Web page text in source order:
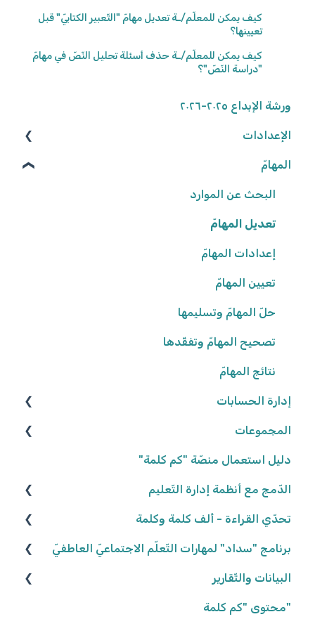
كيف يمكن للمعلّم/ـة تعديل مهامّ "التّعبير الكتابيّ" قبل
تعيينها؟
كيف يمكن للمعلّم/ـة حذف أسئلة تحليل النّصّ في مهامّ
"دراسة النّصّ"؟
ورشة الإبداع ٢٠٢٥-٢٠٢٦
الإعدادات
الوصول إلى المنصّة
كلمة المرور
البيانات الشّخصيّة
شروط وأحكام
إعدادات المدرسة
المهامّ
البحث عن الموارد
تعديل المهامّ
إعدادات المهامّ
تعيين المهامّ
حلّ المهامّ وتسليمها
تصحيح المهامّ وتفقّدها
نتائج المهامّ
إدارة الحسابات
المعلّمون/ـات
التّلاميذ
المجموعات
إنشاء المجموعات
تعديل المجموعات
إحصاءات المجموعات
دليل استعمال منصّة "كم كلمة"
الدّمج مع أنظمة إدارة التّعليم
كلاسلينك - ClassLink
تحدّي القراءة - ألف كلمة وكلمة
نكتب الواقع، نحلّق في الخيال ٢٠٢٥/٢٠٢٦
كواكب سيّارة ٢٠٢٤/٢٠٢٥
كواكب سيّارة ٢٠٢٣/٢٠٢٤
برنامج "سداد" لمهارات التّعلّم الاجتماعيّ العاطفيّ
تعريف البرنامج
المشاركة في البرنامج
البيانات والتّقارير
بيانات وتقارير التّلاميذ
"محتوى "كم كلمة